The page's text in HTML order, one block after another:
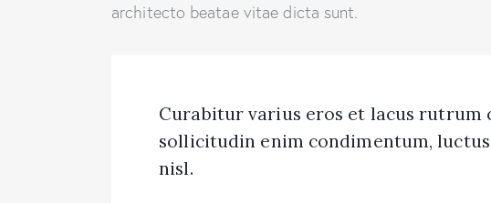
architecto beatae vitae dicta sunt.
Curabitur varius eros et lacus rutrum
sollicitudin enim condimentum,
nisl.